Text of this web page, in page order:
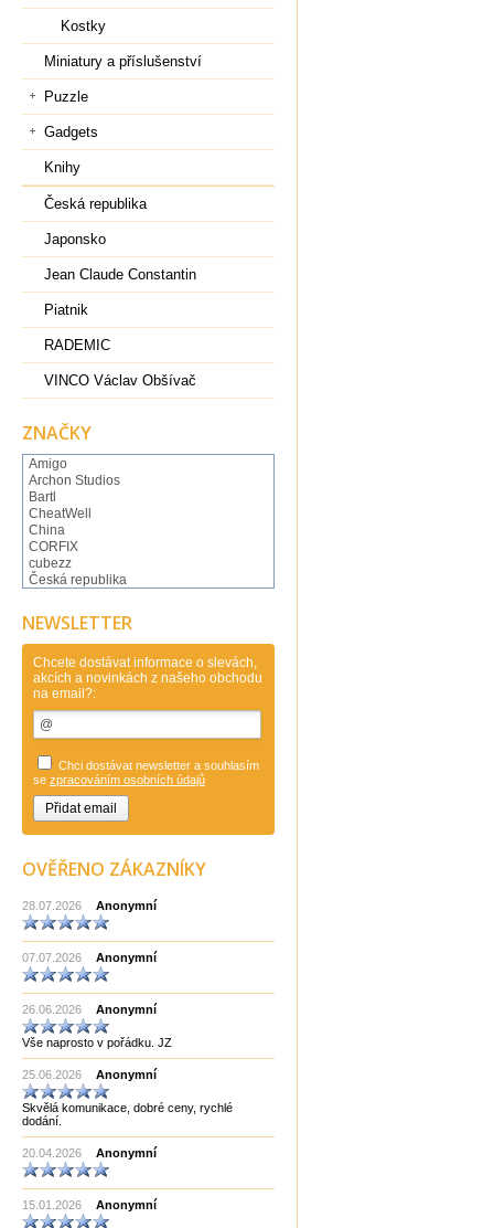
Kostky
Miniatury a příslušenství
Puzzle
Gadgets
Knihy
Česká republika
Japonsko
Jean Claude Constantin
Piatnik
RADEMIC
VINCO Václav Obšívač
ZNAČKY
Amigo
Archon Studios
Bartl
CheatWell
China
CORFIX
cubezz
Česká republika
DianSheng
Dilemma Games
Dino Toys
DVorak Ondrej
Eureka
Eureka Belgium
FanXin
Flejberk spol. s r.o..
Gigamic Francie
Hanayama
Hry a hlavolamy
Huzzle
Japan
Japonsko
Knihy cizojazyčné
Knihy české
LONPOS
Made in China
Made in EU
Made in India CHOPRA
Made in Taiwan
Manopoulos
MF3
mf8
MoYu
Německo
Německo Bartl
Německo HCM
New Pelikan
Old Pelikan
Out of the blue
Philos
NEWSLETTER
Chcete dostávat informace o slevách,
akcích a novinkách z našeho obchodu
na email?:
Chci dostávat newsletter a souhlasím
se zpracováním osobních údajů
OVĚŘENO ZÁKAZNÍKY
28.07.2026 Anonymní
07.07.2026 Anonymní
26.06.2026 Anonymní
Vše naprosto v pořádku. JZ
25.06.2026 Anonymní
Skvělá komunikace, dobré ceny, rychlé
dodání.
20.04.2026 Anonymní
15.01.2026 Anonymní